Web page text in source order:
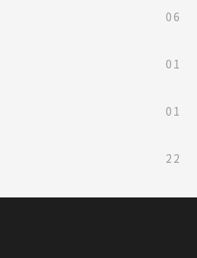
06
01
01
22